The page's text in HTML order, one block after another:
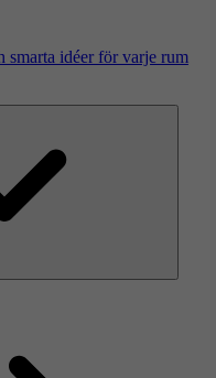
smarta idéer för varje rum